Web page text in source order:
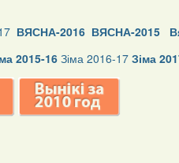
ВЯСНА-2016 ВЯСНА-2015
2015-16 Зіма 2016-17 Зіма